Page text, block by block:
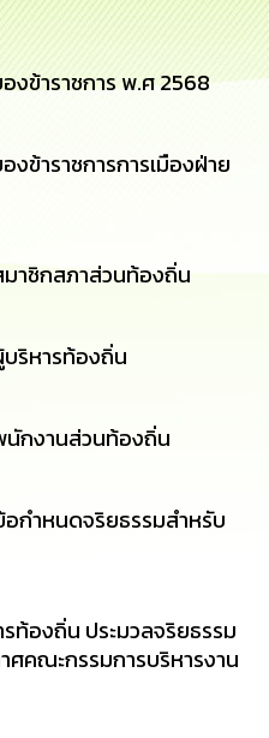
งข้าราชการ พ.ศ 2568
งข้าราชการการเมืองฝ่าย
มาชิกสภาส่วนท้องถิ่น
บริหารท้องถิ่น
นักงานส่วนท้องถิ่น
อกำหนดจริยธรรมสำหรับ
ท้องถิ่น ประมวลจริยธรรม
ศคณะกรรมการบริหารงาน